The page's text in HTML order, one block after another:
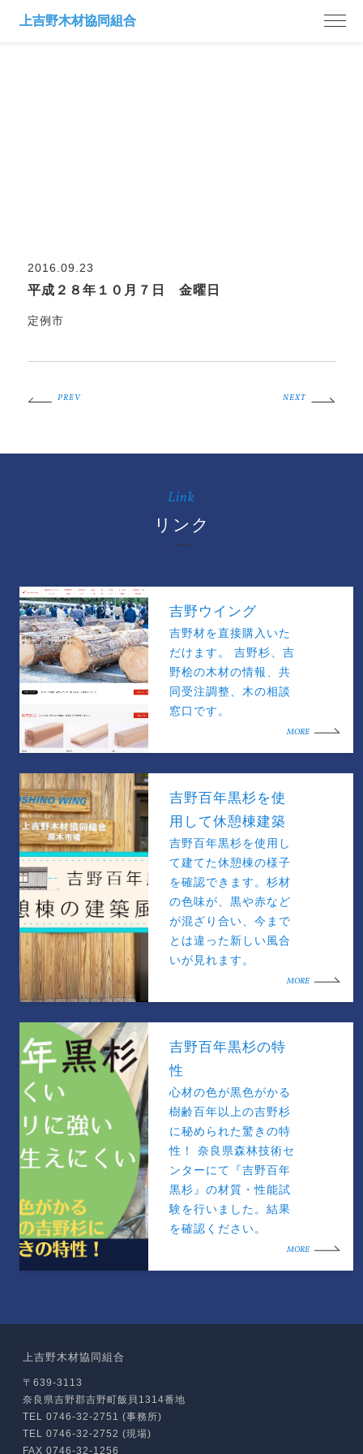
2016.09.23
平成２８年１０月７日 金曜日
定例市
PREV NEXT
Link
リンク
吉野ウイング
吉野材を直接購入いた
だけます。 吉野杉、吉
野桧の木材の情報、共
同受注調整、木の相談
窓口です。
MORE
吉野百年黒杉を使
用して休憩棟建築
吉野百年黒杉を使用し
て建てた休憩棟の様子
を確認できます。杉材
の色味が、黒や赤など
が混ざり合い、今まで
とは違った新しい風合
いが見れます。
MORE
吉野百年黒杉の特
性
心材の色が黒色がかる
樹齢百年以上の吉野杉
に秘められた驚きの特
性！ 奈良県森林技術セ
ンターにて『吉野百年
黒杉』の材質・性能試
験を行いました。結果
を確認ください。
MORE
上吉野木材協同組合
〒639-3113
奈良県吉野郡吉野町飯貝1314番地
TEL 0746-32-2751 (事務所)
TEL 0746-32-2752 (現場)
FAX 0746-32-1256